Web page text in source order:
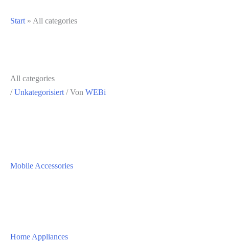
Start » All categories
All categories
/Unkategorisiert / Von WEBi
Mobile Accessories
Home Appliances